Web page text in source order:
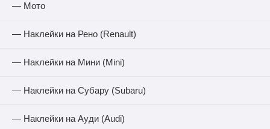
— Мото
— Наклейки на Рено (Renault)
— Наклейки на Мини (Mini)
— Наклейки на Субару (Subaru)
— Наклейки на Ауди (Audi)